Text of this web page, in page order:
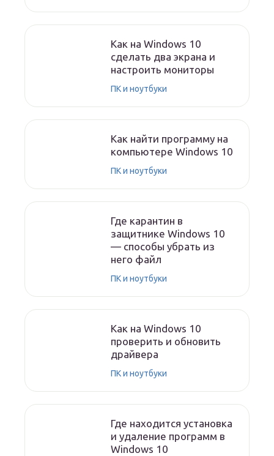
Как на Windows 10
сделать два экрана и
настроить мониторы
ПК и ноутбуки
Как найти программу на
компьютере Windows 10
ПК и ноутбуки
Где карантин в
защитнике Windows 10
— способы убрать из
него файл
ПК и ноутбуки
Как на Windows 10
проверить и обновить
драйвера
ПК и ноутбуки
Где находится установка
и удаление программ в
Windows 10